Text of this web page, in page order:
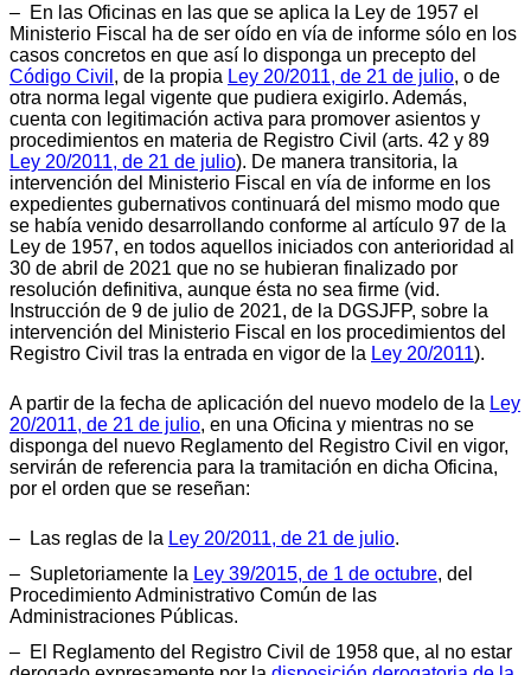
– En las Oficinas en las que se aplica la Ley de 1957 el
Ministerio Fiscal ha de ser oído en vía de informe sólo en los
casos concretos en que así lo disponga un precepto del
Código Civil , de la propia Ley 20/2011, de 21 de julio, o de
otra norma legal vigente que pudiera exigirlo. Además,
cuenta con legitimación activa para promover asientos y
procedimientos en materia de Registro Civil (arts. 42 y 89
Ley 20/2011, de 21 de julio). De manera transitoria, la
intervención del Ministerio Fiscal en vía de informe en los
expedientes gubernativos continuará del mismo modo que
se había venido desarrollando conforme al artículo 97 de la
Ley de 1957, en todos aquellos iniciados con anterioridad al
30 de abril de 2021 que no se hubieran finalizado por
resolución definitiva, aunque ésta no sea firme (vid.
Instrucción de 9 de julio de 2021, de la DGSJFP, sobre la
intervención del Ministerio Fiscal en los procedimientos del
Registro Civil tras la entrada en vigor de la Ley 20/2011).
A partir de la fecha de aplicación del nuevo modelo de la Ley
20/2011, de 21 de julio, en una Oficina y mientras no se
disponga del nuevo Reglamento del Registro Civil en vigor,
servirán de referencia para la tramitación en dicha Oficina,
por el orden que se reseñan:
– Las reglas de la Ley 20/2011, de 21 de julio.
– Supletoriamente la Ley 39/2015, de 1 de octubre, del
Procedimiento Administrativo Común de las
Administraciones Públicas.
– El Reglamento del Registro Civil de 1958 que, al no estar